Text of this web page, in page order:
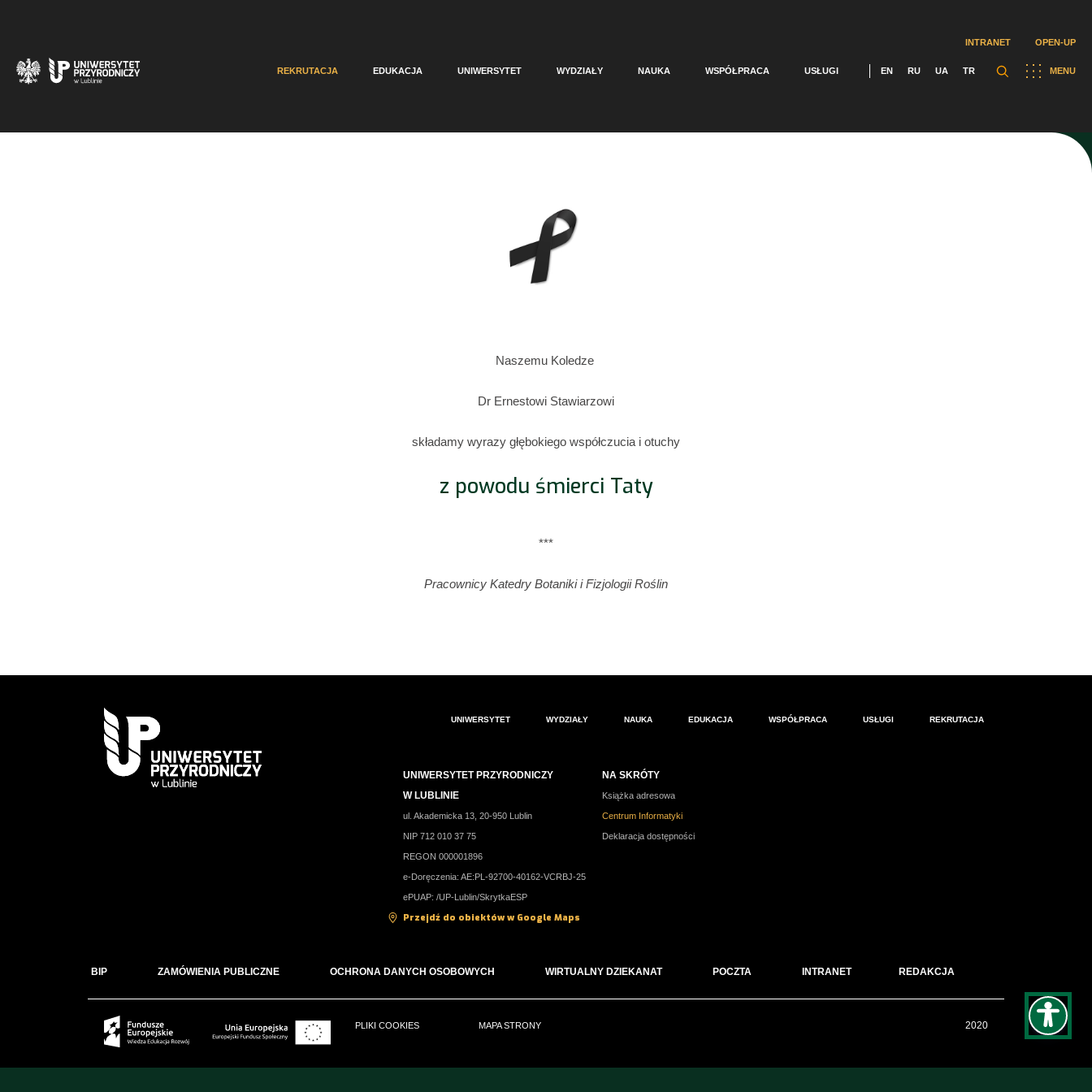
INTRANET OPEN-UP
MENU
REKRUTACJA EDUKACJA UNIWERSYTET WYDZIAŁY NAUKA WSPÓŁPRACA USŁUGI EN RU UA TR
Naszemu Koledze
Dr Ernestowi Stawiarzowi
składamy wyrazy głębokiego współczucia i otuchy
z powodu śmierci Taty
***
Pracownicy Katedry Botaniki i Fizjologii Roślin
UNIWERSYTET WYDZIAŁY NAUKA EDUKACJA WSPÓŁPRACA USŁUGI REKRUTACJA
UNIWERSYTET PRZYRODNICZY
W LUBLINIE
ul. Akademicka 13, 20-950 Lublin
NIP 712 010 37 75
REGON 000001896
e-Doręczenia: AE:PL-92700-40162-VCRBJ-25
ePUAP: /UP-Lublin/SkrytkaESP
Przejdź do obiektów w Google Maps
NA SKRÓTY
Książka adresowa
Centrum Informatyki
Deklaracja dostępności
BIP ZAMÓWIENIA PUBLICZNE OCHRONA DANYCH OSOBOWYCH WIRTUALNY DZIEKANAT POCZTA INTRANET REDAKCJA
PLIKI COOKIES MAPA STRONY 2020